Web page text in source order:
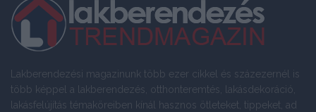
Lakberendezési magazinunk több ezer cikkel és százezernél is
több képpel a lakberendezés, otthonteremtés, lakásdekoráció,
lakásfelújítás témaköreiben kínál hasznos ötleteket, tippeket, ad